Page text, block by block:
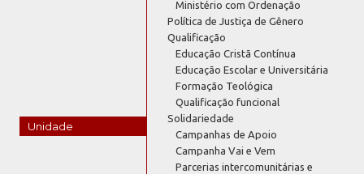
Unidade
Ministério com Ordenação
Política de Justiça de Gênero
Qualificação
Educação Cristã Contínua
Educação Escolar e Universitária
Formação Teológica
Qualificação funcional
Solidariedade
Campanhas de Apoio
Campanha Vai e Vem
Parcerias intercomunitárias e